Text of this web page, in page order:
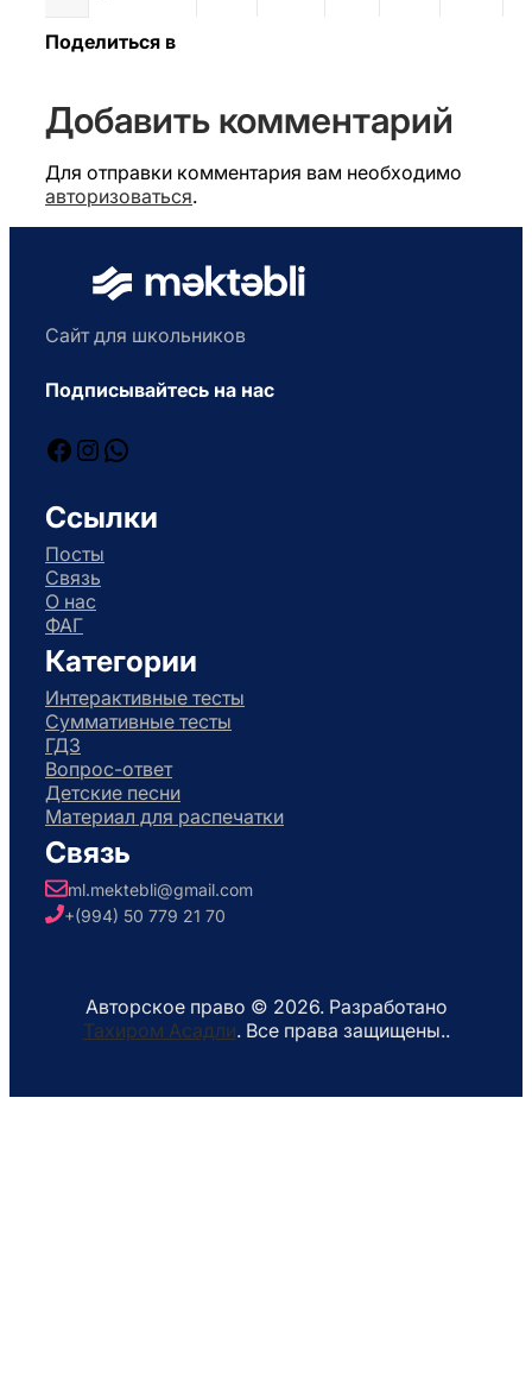
Поделиться в
Добавить комментарий
Для отправки комментария вам необходимо
авторизоваться.
Сайт для школьников
Подписывайтесь на нас
Facebook
Instagram
WhatsApp
Ссылки
Посты
Связь
О нас
ФАГ
Категории
Интерактивные тесты
Суммативные тесты
ГДЗ
Вопрос-ответ
Детские песни
Материал для распечатки
Связь
ml.mektebli@gmail.com
+(994) 50 779 21 70
Авторское право © 2026. Разработано
Тахиром Асадли. Все права защищены..